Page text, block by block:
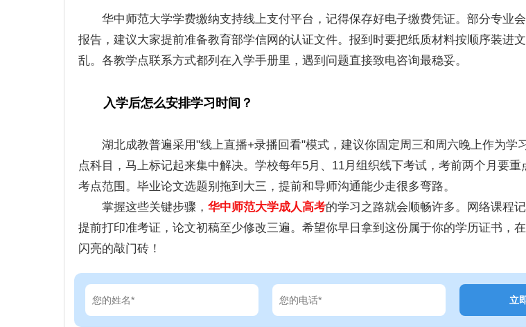
华中师范大学学费缴纳支持线上支付平台，记得保存好电子缴费凭证。部分专业
报告，建议大家提前准备教育部学信网的认证文件。报到时要把纸质材料按顺序装进
乱。各教学点联系方式都列在入学手册里，遇到问题直接致电咨询最稳妥。
入学后怎么安排学习时间？
湖北成教普遍采用"线上直播+录播回看"模式，建议你固定周三和周六晚上作为学
点科目，马上标记起来集中解决。学校每年5月、11月组织线下考试，考前两个月要重
考点范围。毕业论文选题别拖到大三，提前和导师沟通能少走很多弯路。
掌握这些关键步骤， 华中师范大学成人高考的学习之路就会顺畅许多。网络课程
提前打印准考证，论文初稿至少修改三遍。希望你早日拿到这份属于你的学历证书，
闪亮的敲门砖！